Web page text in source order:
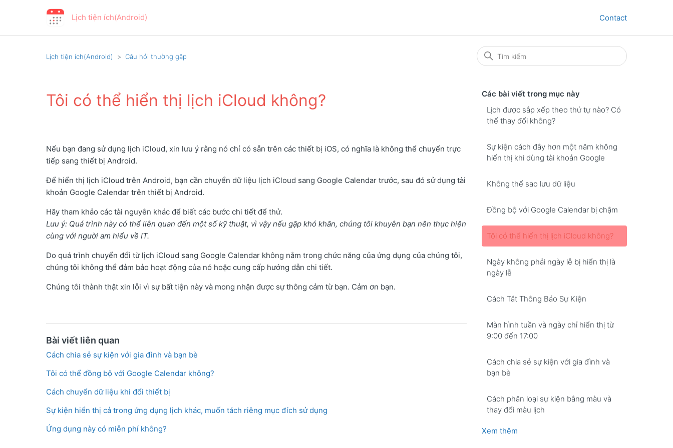
Lịch tiện ích(Android) Contact
Lịch tiện ích(Android) Câu hỏi thường gặp
Các bài viết trong mục này
Lịch được sắp xếp theo thứ tự nào? Có
thể thay đổi không?
Sự kiện cách đây hơn một năm không
hiển thị khi dùng tài khoản Google
Không thể sao lưu dữ liệu
Đồng bộ với Google Calendar bị chậm
Tôi có thể hiển thị lịch iCloud không?
Ngày không phải ngày lễ bị hiển thị là
ngày lễ
Cách Tắt Thông Báo Sự Kiện
Màn hình tuần và ngày chỉ hiển thị từ
9:00 đến 17:00
Cách chia sẻ sự kiện với gia đình và
bạn bè
Cách phân loại sự kiện bằng màu và
thay đổi màu lịch
Xem thêm
Tôi có thể hiển thị lịch iCloud không?
Nếu bạn đang sử dụng lịch iCloud, xin lưu ý rằng nó chỉ có sẵn trên các thiết bị iOS, có nghĩa là không thể chuyển trực
tiếp sang thiết bị Android.
Để hiển thị lịch iCloud trên Android, bạn cần chuyển dữ liệu lịch iCloud sang Google Calendar trước, sau đó sử dụng tài
khoản Google Calendar trên thiết bị Android.
Hãy tham khảo các tài nguyên khác để biết các bước chi tiết để thử.
Lưu ý: Quá trình này có thể liên quan đến một số kỹ thuật, vì vậy nếu gặp khó khăn, chúng tôi khuyên bạn nên thực hiện
cùng với người am hiểu về IT.
Do quá trình chuyển đổi từ lịch iCloud sang Google Calendar không nằm trong chức năng của ứng dụng của chúng tôi,
chúng tôi không thể đảm bảo hoạt động của nó hoặc cung cấp hướng dẫn chi tiết.
Chúng tôi thành thật xin lỗi vì sự bất tiện này và mong nhận được sự thông cảm từ bạn. Cảm ơn bạn.
Bài viết liên quan
Cách chia sẻ sự kiện với gia đình và bạn bè
Tôi có thể đồng bộ với Google Calendar không?
Cách chuyển dữ liệu khi đổi thiết bị
Sự kiện hiển thị cả trong ứng dụng lịch khác, muốn tách riêng mục đích sử dụng
Ứng dụng này có miễn phí không?